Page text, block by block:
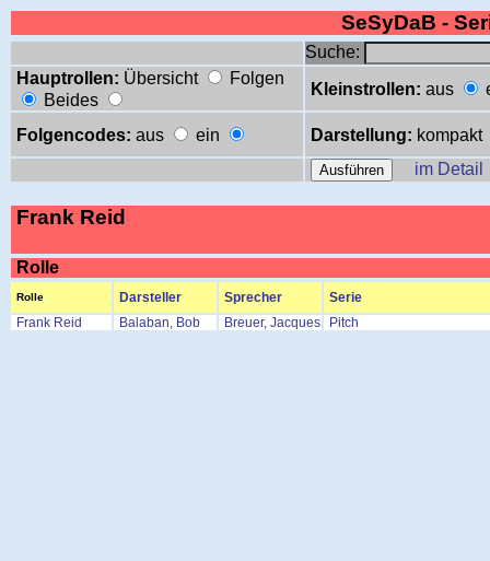
SeSyDaB -
Suche:
Hauptrollen: Übersicht
Folgen
Beides
Kleinstrollen: aus
Folgencodes: aus ein Darstellung: kompakt
im Detail
Frank Reid
Rolle
Rolle Darsteller Sprecher
Serie
Frank Reid
Balaban, Bob Breuer, Jacques Pitch